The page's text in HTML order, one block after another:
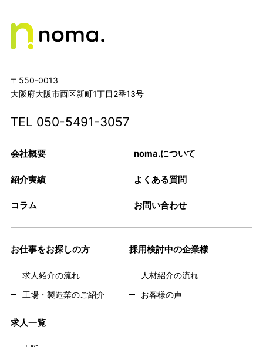
〒550-0013
大阪府大阪市西区新町1丁目2番13号
TEL 050-5491-3057
会社概要 noma.について
紹介実績 よくある質問
コラム お問い合わせ
お仕事をお探しの方
求人紹介の流れ
工場・製造業のご紹介
採用検討中の企業様
人材紹介の流れ
お客様の声
求人一覧